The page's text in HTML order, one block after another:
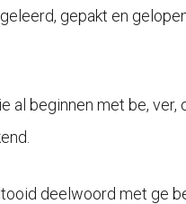
gepakt en
beginnen met be, ver,
deelwoord met ge